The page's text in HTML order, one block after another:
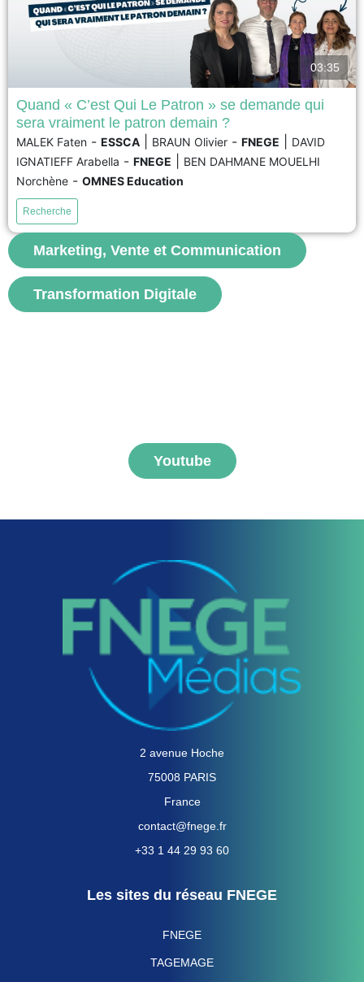
L’entreprise agroalimentaire C’est Qui Le Patron (CQLP) est reconnue pour
sa stratégie alignée avec les principes du développement durable et la co-
création de produits. Cette entreprise française réussit en France et sur les
marchés étrangers en proposant à ses clients de choisir et de déterminer
voir
03:35
Quand « C’est Qui Le Patron » se demande qui
sera vraiment le patron demain ?
MALEK Faten - ESSCA BRAUN Olivier - FNEGE
DAVID
IGNATIEFF Arabella - FNEGE
BEN DAHMANE MOUELHI
Norchène - OMNES Education
Recherche
Marketing, Vente et Communication
Transformation Digitale
Youtube
2 avenue Hoche
75008 PARIS
France
contact@fnege.fr
+33 1 44 29 93 60
Les sites du réseau FNEGE
FNEGE
TAGEMAGE